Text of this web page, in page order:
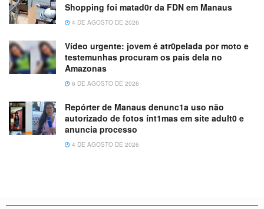
Shopping foi matad0r da FDN em Manaus
4 DE AGOSTO DE 2026
Vídeo urgente: jovem é atr0pelada por moto e
testemunhas procuram os pais dela no
Amazonas
6 DE AGOSTO DE 2026
Repórter de Manaus denunc1a uso não
autorizado de fotos ínt1mas em site adult0 e
anuncia processo
4 DE AGOSTO DE 2026